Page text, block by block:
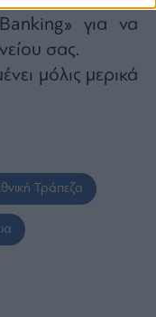
» για να
σας.
μόλις μερικά
Τράπεζα